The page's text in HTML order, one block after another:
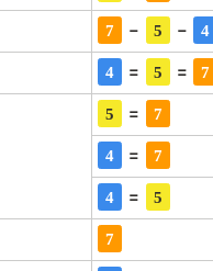
7 - 5 - 4
4 = 5 = 7
5 = 7
4 = 7
4 = 5
7